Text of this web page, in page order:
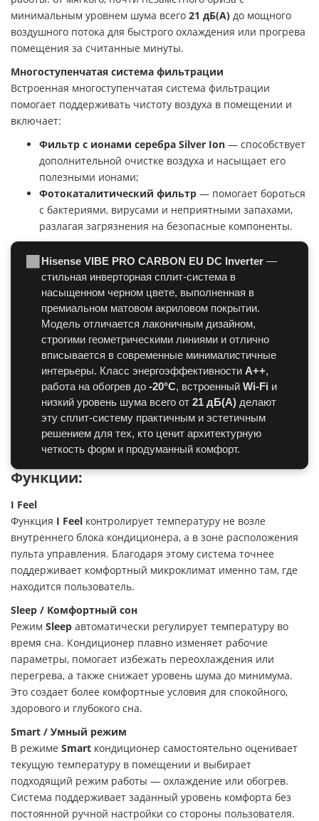
минимальным уровнем шума всего 21 дБ(А) до мощного
воздушного потока для быстрого охлаждения или прогрева
помещения за считанные минуты.
Многоступенчатая система фильтрации
Встроенная многоступенчатая система фильтрации
помогает поддерживать чистоту воздуха в помещении и
включает:
Фильтр с ионами серебра Silver Ion — способствует
дополнительной очистке воздуха и насыщает его
полезными ионами;
Фотокаталитический фильтр — помогает бороться
с бактериями, вирусами и неприятными запахами,
разлагая загрязнения на безопасные компоненты.
⬛Hisense VIBE PRO CARBON EU DC Inverter —
стильная инверторная сплит-система в
насыщенном черном цвете, выполненная в
премиальном матовом акриловом покрытии.
Модель отличается лаконичным дизайном,
строгими геометрическими линиями и отлично
вписывается в современные минималистичные
интерьеры. Класс энергоэффективности А++,
работа на обогрев до -20°C, встроенный Wi-Fi и
низкий уровень шума всего от 21 дБ(А) делают
эту сплит-систему практичным и эстетичным
решением для тех, кто ценит архитектурную
четкость форм и продуманный комфорт.
Функции:
I Feel
Функция I Feel контролирует температуру не возле
внутреннего блока кондиционера, а в зоне расположения
пульта управления. Благодаря этому система точнее
поддерживает комфортный микроклимат именно там, где
находится пользователь.
Sleep / Комфортный сон
Режим Sleep автоматически регулирует температуру во
время сна. Кондиционер плавно изменяет рабочие
параметры, помогает избежать переохлаждения или
перегрева, а также снижает уровень шума до минимума.
Это создает более комфортные условия для спокойного,
здорового и глубокого сна.
Smart / Умный режим
В режиме Smart кондиционер самостоятельно оценивает
текущую температуру в помещении и выбирает
подходящий режим работы — охлаждение или обогрев.
Система поддерживает заданный уровень комфорта без
постоянной ручной настройки со стороны пользователя.